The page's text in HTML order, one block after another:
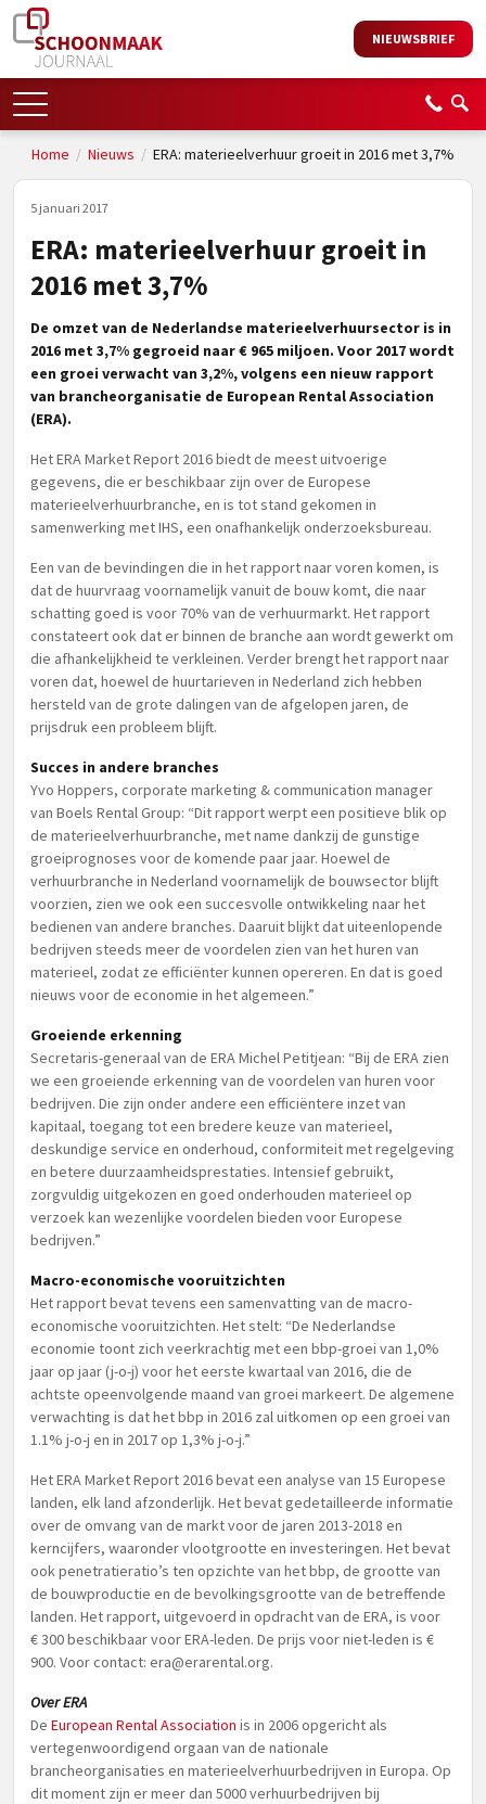
NIEUWSBRIEF
Home / Nieuws / ERA: materieelverhuur groeit in 2016 met 3,7%
5 januari 2017
ERA: materieelverhuur groeit in
2016 met 3,7%
De omzet van de Nederlandse materieelverhuursector is in
2016 met 3,7% gegroeid naar € 965 miljoen. Voor 2017 wordt
een groei verwacht van 3,2%, volgens een nieuw rapport
van brancheorganisatie de European Rental Association
(ERA).
Het ERA Market Report 2016 biedt de meest uitvoerige
gegevens, die er beschikbaar zijn over de Europese
materieelverhuurbranche, en is tot stand gekomen in
samenwerking met IHS, een onafhankelijk onderzoeksbureau.
Een van de bevindingen die in het rapport naar voren komen, is
dat de huurvraag voornamelijk vanuit de bouw komt, die naar
schatting goed is voor 70% van de verhuurmarkt. Het rapport
constateert ook dat er binnen de branche aan wordt gewerkt om
die afhankelijkheid te verkleinen. Verder brengt het rapport naar
voren dat, hoewel de huurtarieven in Nederland zich hebben
hersteld van de grote dalingen van de afgelopen jaren, de
prijsdruk een probleem blijft.
Succes in andere branches
Yvo Hoppers, corporate marketing & communication manager
van Boels Rental Group: “Dit rapport werpt een positieve blik op
de materieelverhuurbranche, met name dankzij de gunstige
groeiprognoses voor de komende paar jaar. Hoewel de
verhuurbranche in Nederland voornamelijk de bouwsector blijft
voorzien, zien we ook een succesvolle ontwikkeling naar het
bedienen van andere branches. Daaruit blijkt dat uiteenlopende
bedrijven steeds meer de voordelen zien van het huren van
materieel, zodat ze efficiënter kunnen opereren. En dat is goed
nieuws voor de economie in het algemeen.”
Groeiende erkenning
Secretaris-generaal van de ERA Michel Petitjean: “Bij de ERA zien
we een groeiende erkenning van de voordelen van huren voor
bedrijven. Die zijn onder andere een efficiëntere inzet van
kapitaal, toegang tot een bredere keuze van materieel,
deskundige service en onderhoud, conformiteit met regelgeving
en betere duurzaamheidsprestaties. Intensief gebruikt,
zorgvuldig uitgekozen en goed onderhouden materieel op
verzoek kan wezenlijke voordelen bieden voor Europese
bedrijven.”
Macro-economische vooruitzichten
Het rapport bevat tevens een samenvatting van de macro-
economische vooruitzichten. Het stelt: “De Nederlandse
economie toont zich veerkrachtig met een bbp-groei van 1,0%
jaar op jaar (j-o-j) voor het eerste kwartaal van 2016, die de
achtste opeenvolgende maand van groei markeert. De algemene
verwachting is dat het bbp in 2016 zal uitkomen op een groei van
1.1% j-o-j en in 2017 op 1,3% j-o-j.”
Het ERA Market Report 2016 bevat een analyse van 15 Europese
landen, elk land afzonderlijk. Het bevat gedetailleerde informatie
over de omvang van de markt voor de jaren 2013-2018 en
kerncijfers, waaronder vlootgrootte en investeringen. Het bevat
ook penetratieratio’s ten opzichte van het bbp, de grootte van
de bouwproductie en de bevolkingsgrootte van de betreffende
landen. Het rapport, uitgevoerd in opdracht van de ERA, is voor
€ 300 beschikbaar voor ERA-leden. De prijs voor niet-leden is €
900. Voor contact: era@erarental.org.
Over ERA
De European Rental Association is in 2006 opgericht als
vertegenwoordigend orgaan van de nationale
brancheorganisaties en materieelverhuurbedrijven in Europa. Op
dit moment zijn er meer dan 5000 verhuurbedrijven bij